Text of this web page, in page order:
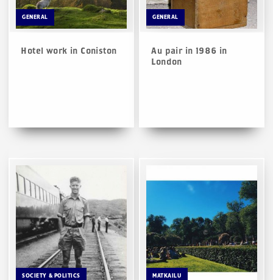
GENERAL
Hotel work in Coniston
GENERAL
Au pair in 1986 in
London
SOCIETY & POLITICS MATKAILU